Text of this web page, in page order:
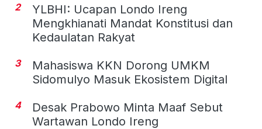
2
YLBHI: Ucapan Londo Ireng
Mengkhianati Mandat Konstitusi dan
Kedaulatan Rakyat
3
Mahasiswa KKN Dorong UMKM
Sidomulyo Masuk Ekosistem Digital
4
Desak Prabowo Minta Maaf Sebut
Wartawan Londo Ireng